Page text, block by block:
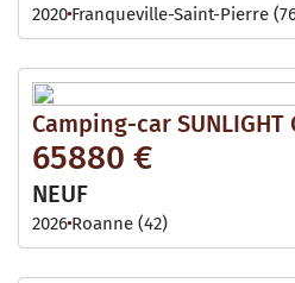
2020 Franqueville-Saint-Pierre
Camping-car SUNLIGHT
65880 €
NEUF
2026 Roanne (42)